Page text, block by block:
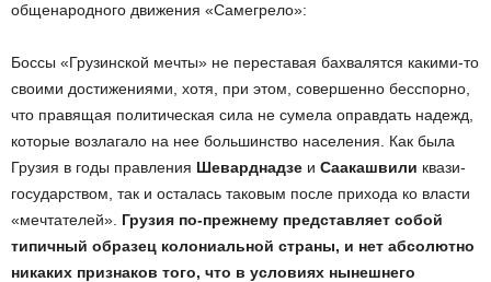
общенародного движения «Самегрело»:
Боссы «Грузинской мечты» не переставая бахвалятся какими-то
своими достижениями, хотя, при этом, совершенно бесспорно,
что правящая политическая сила не сумела оправдать надежд,
которые возлагало на нее большинство населения. Как была
Грузия в годы правления Шеварднадзе и Саакашвили квази-
государством, так и осталась таковым после прихода ко власти
«мечтателей». Грузия по-прежнему представляет собой
типичный образец колониальной страны, и нет абсолютно
никаких признаков того, что в условиях нынешнего